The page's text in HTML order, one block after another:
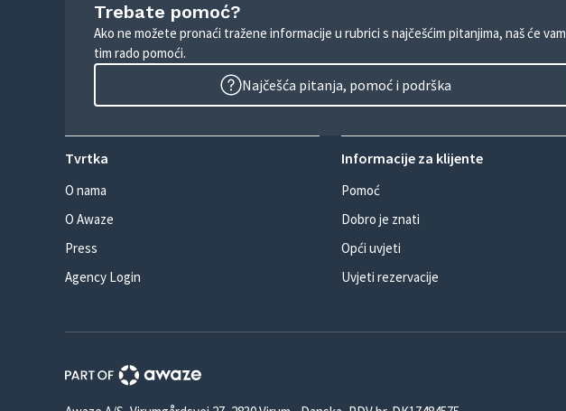
Trebate pomoć?
Ako ne možete pronaći tražene informacije u rubrici s najčešćim pitanjima, naš će vam
tim rado pomoći.
Najčešća pitanja, pomoć i podrška
Tvrtka
O nama
O Awaze
Press
Agency Login
Informacije za klijente
Pomoć
Dobro je znati
Opći uvjeti
Uvjeti rezervacije